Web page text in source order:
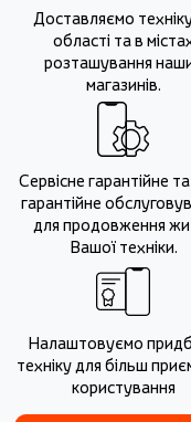
Доставляємо
області та в
розташування
магазинів.
Сервісне гарантійне та
гарантійне
для продовження
Вашої техніки.
Налаштовуємо
техніку для більш
користування